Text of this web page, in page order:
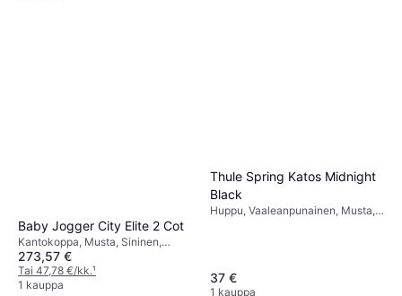
Baby Jogger City Elite 2 Cot
Kantokoppa, Musta, Sininen,
Harmaa
273,57 €
Tai 47,78 €/kk.¹
1 kauppa
Thule Spring Katos Midnight
Black
Huppu, Vaaleanpunainen, Musta,
37 €
1 kauppa